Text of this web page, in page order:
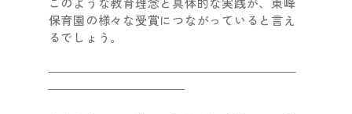
保育園の様々な受賞につながっていると言え
るでしょう。